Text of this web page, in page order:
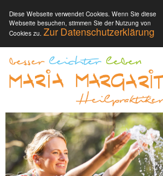
Diese Webseite verwendet Cookies. Wenn Sie diese
Webseite besuchen, stimmen Sie der Nutzung von
Cookies zu. Zur Datenschutzerklärung